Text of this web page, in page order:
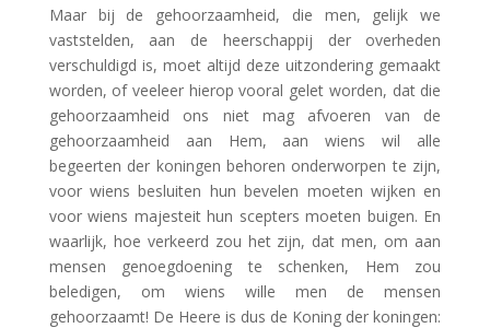
Maar bij de gehoorzaamheid, die men, gelijk we
vaststelden, aan de heerschappij der overheden
verschuldigd is, moet altijd deze uitzondering gemaakt
worden, of veeleer hierop vooral gelet worden, dat die
gehoorzaamheid ons niet mag afvoeren van de
gehoorzaamheid aan Hem, aan wiens wil alle
begeerten der koningen behoren onderworpen te zijn,
voor wiens besluiten hun bevelen moeten wijken en
voor wiens majesteit hun scepters moeten buigen. En
waarlijk, hoe verkeerd zou het zijn, dat men, om aan
mensen genoegdoening te schenken, Hem zou
beledigen, om wiens wille men de mensen
gehoorzaamt! De Heere is dus de Koning der koningen: